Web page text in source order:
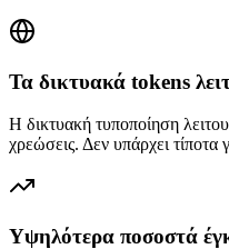
Τα δικτυακά tokens
Η δικτυακή τυποποίηση
χρεώσεις. Δεν υπάρχει
Υψηλότερα ποσοστά